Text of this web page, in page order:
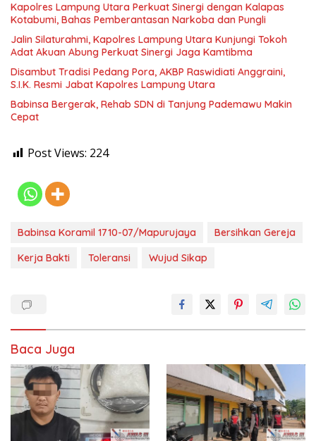
Kapolres Lampung Utara Perkuat Sinergi dengan Kalapas
Kotabumi, Bahas Pemberantasan Narkoba dan Pungli
Jalin Silaturahmi, Kapolres Lampung Utara Kunjungi Tokoh
Adat Akuan Abung Perkuat Sinergi Jaga Kamtibma
Disambut Tradisi Pedang Pora, AKBP Raswidiati Anggraini,
S.I.K. Resmi Jabat Kapolres Lampung Utara
Babinsa Bergerak, Rehab SDN di Tanjung Pademawu Makin
Cepat
Post Views: 224
Babinsa Koramil 1710-07/Mapurujaya
Bersihkan Gereja
Kerja Bakti
Toleransi Wujud Sikap
Baca Juga